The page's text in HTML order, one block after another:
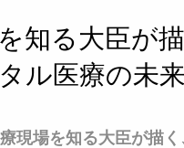
知る大臣が
ル医療の未来
現場を知る大臣が描く